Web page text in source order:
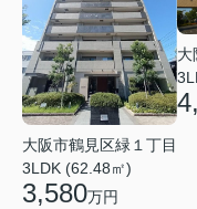
大阪市鶴見区緑１丁目
3LDK (62.48㎡)
3,580万円
大